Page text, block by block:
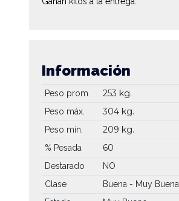
Información
Peso prom. 253 kg.
Peso máx. 304 kg.
Peso mín. 209 kg.
% Pesada 60
Destarado
NO
Clase
Buena - Muy Buena